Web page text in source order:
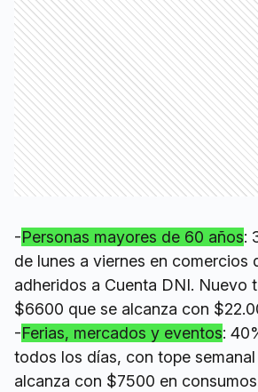
-Personas mayores de 60 años:
de lunes a viernes en comercios
adheridos a Cuenta DNI. Nuevo
$6600 que se alcanza con
-Ferias, mercados y eventos:
todos los días, con tope
alcanza con $7500 en